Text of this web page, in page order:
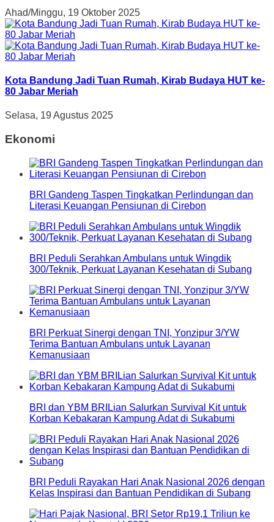
Ahad/Minggu, 19 Oktober 2025
Kota Bandung Jadi Tuan Rumah, Kirab Budaya HUT ke-
80 Jabar Meriah
Selasa, 19 Agustus 2025
Ekonomi
BRI Gandeng Taspen Tingkatkan Perlindungan dan
Literasi Keuangan Pensiunan di Cirebon
BRI Peduli Serahkan Ambulans untuk Wingdik
300/Teknik, Perkuat Layanan Kesehatan di Subang
BRI Perkuat Sinergi dengan TNI, Yonzipur 3/YW
Terima Bantuan Ambulans untuk Layanan
Kemanusiaan
BRI dan YBM BRILian Salurkan Survival Kit untuk
Korban Kebakaran Kampung Adat di Sukabumi
BRI Peduli Rayakan Hari Anak Nasional 2026 dengan
Kelas Inspirasi dan Bantuan Pendidikan di Subang